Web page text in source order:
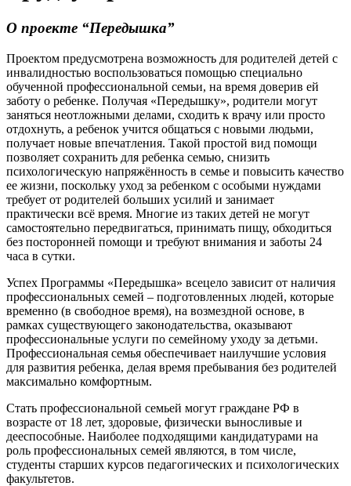
О проекте “Передышка”
Проектом предусмотрена возможность для родителей детей с
инвалидностью воспользоваться помощью специально
обученной профессиональной семьи, на время доверив ей
заботу о ребенке. Получая «Передышку», родители могут
заняться неотложными делами, сходить к врачу или просто
отдохнуть, а ребенок учится общаться с новыми людьми,
получает новые впечатления. Такой простой вид помощи
позволяет сохранить для ребенка семью, снизить
психологическую напряжённость в семье и повысить качество
ее жизни, поскольку уход за ребенком с особыми нуждами
требует от родителей больших усилий и занимает
практически всё время. Многие из таких детей не могут
самостоятельно передвигаться, принимать пищу, обходиться
без посторонней помощи и требуют внимания и заботы 24
часа в сутки.
Успех Программы «Передышка» всецело зависит от наличия
профессиональных семей – подготовленных людей, которые
временно (в свободное время), на возмездной основе, в
рамках существующего законодательства, оказывают
профессиональные услуги по семейному уходу за детьми.
Профессиональная семья обеспечивает наилучшие условия
для развития ребенка, делая время пребывания без родителей
максимально комфортным.
Стать профессиональной семьей могут граждане РФ в
возрасте от 18 лет, здоровые, физически выносливые и
дееспособные. Наиболее подходящими кандидатурами на
роль профессиональных семей являются, в том числе,
студенты старших курсов педагогических и психологических
факультетов.